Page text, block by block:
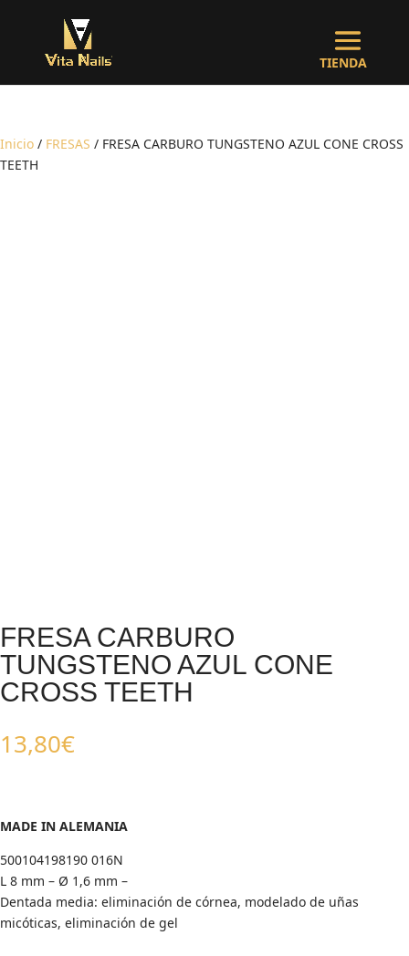
Inicio / FRESAS / FRESA CARBURO TUNGSTENO AZUL CONE CROSS
TEETH
FRESA CARBURO
TUNGSTENO AZUL CONE
CROSS TEETH
13,80€
MADE IN ALEMANIA
500104198190 016N
L 8 mm – Ø 1,6 mm –
Dentada media: eliminación de córnea, modelado de uñas
micóticas, eliminación de gel